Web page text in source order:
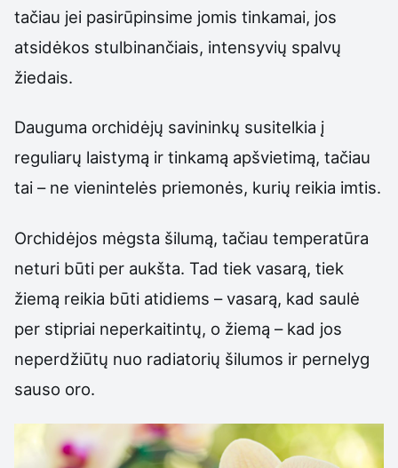
tačiau jei pasirūpinsime jomis tinkamai, jos
atsidėkos stulbinančiais, intensyvių spalvų
žiedais.
Dauguma orchidėjų savininkų susitelkia į
reguliarų laistymą ir tinkamą apšvietimą, tačiau
tai – ne vienintelės priemonės, kurių reikia imtis.
Orchidėjos mėgsta šilumą, tačiau temperatūra
neturi būti per aukšta. Tad tiek vasarą, tiek
žiemą reikia būti atidiems – vasarą, kad saulė
per stipriai neperkaitintų, o žiemą – kad jos
neperdžiūtų nuo radiatorių šilumos ir pernelyg
sauso oro.